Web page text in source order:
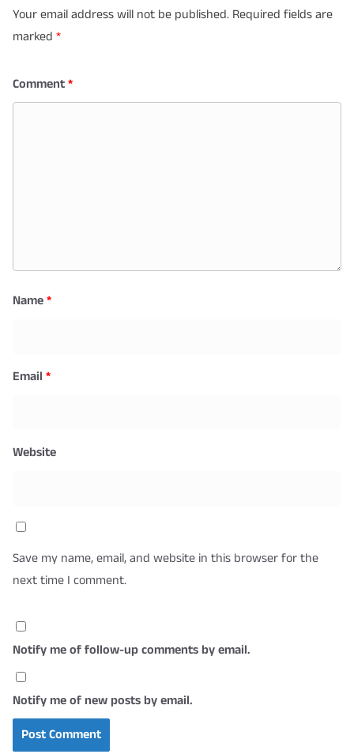
Your email address will not be published. Required fields are
marked *
Comment*
Name*
Email *
Website
Save my name, email, and website in this browser for the
next time I comment.
Notify me of follow-up comments by email.
Notify me of new posts by email.